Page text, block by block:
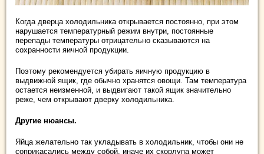
Когда дверца холодильника открывается постоянно, при этом
нарушается температурный режим внутри, постоянные
перепады температуры отрицательно сказываются на
сохранности яичной продукции.
Поэтому рекомендуется убирать яичную продукцию в
выдвижной ящик, где обычно хранятся овощи. Там температура
остается неизменной, и выдвигают такой ящик значительно
реже, чем открывают дверку холодильника.
Другие нюансы.
Яйца желательно так укладывать в холодильник, чтобы они не
соприкасались между собой, иначе их скорлупа может